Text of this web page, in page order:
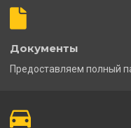
Документы
Предоставляем полный